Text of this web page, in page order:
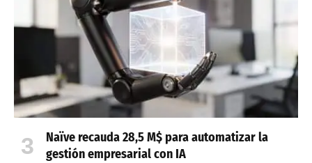
Naïve recauda 28,5 M$ para automatizar la
gestión empresarial con IA